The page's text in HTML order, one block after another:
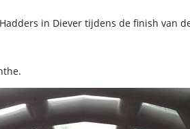
in Diever tijdens de finish van